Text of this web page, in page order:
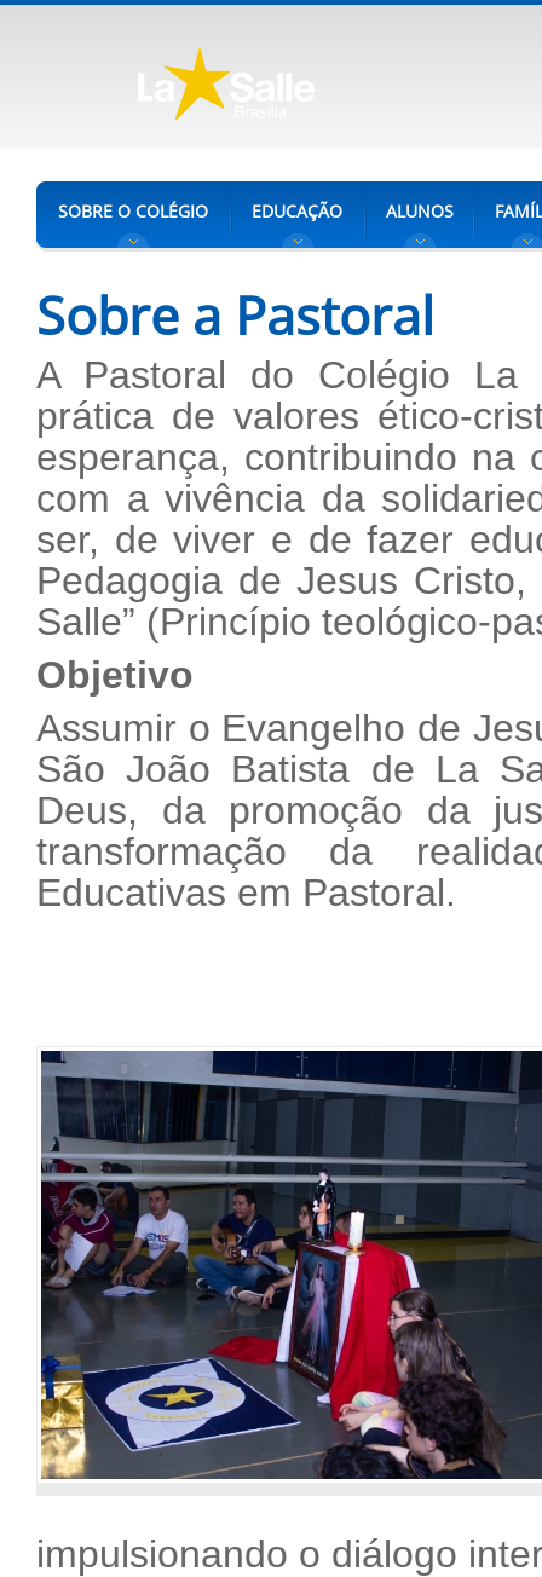
SOBRE O COLÉGIO EDUCAÇÃO ALUNOS
Sobre a Pastoral
A Pastoral do Colégio La
prática de valores ético-
esperança, contribuindo na
com a vivência da
ser, de viver e de fazer
Pedagogia de Jesus
Salle” (Princípio teológico-
Objetivo
Assumir o Evangelho de
São João Batista de La
Deus, da promoção da
transformação da
Educativas em Pastoral.
impulsionando o diálogo